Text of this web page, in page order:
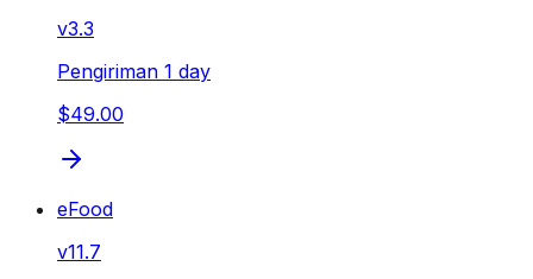
v3.3
Pengiriman 1 day
$49.00
eFood
v11.7